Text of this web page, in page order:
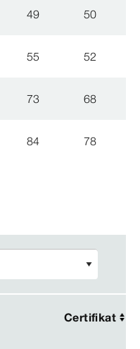
49 50
55 52
73 68
84 78
Certifikat
Certifikat